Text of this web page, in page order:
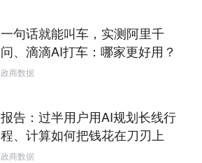
一句话就能叫车，实测阿里千
问、滴滴AI打车：哪家更好用？
政商数据
报告：过半用户用AI规划长线行
程、计算如何把钱花在刀刃上
政商数据